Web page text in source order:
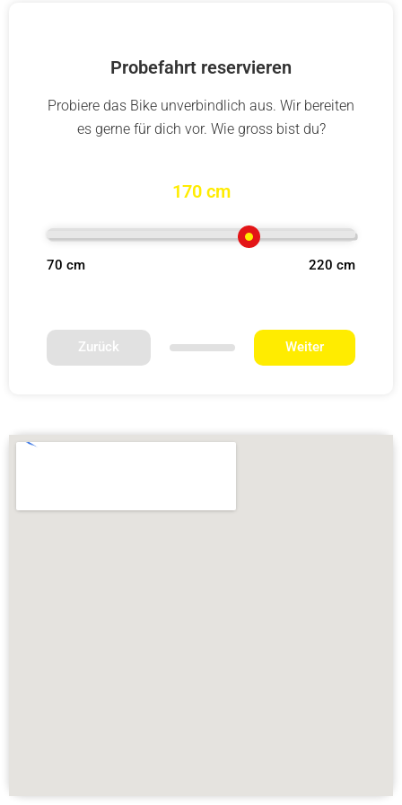
Probefahrt reservieren
Probiere das Bike unverbindlich aus. Wir bereiten
es gerne für dich vor. Wie gross bist du?
170 cm
70 cm 220 cm
Zurück Weiter